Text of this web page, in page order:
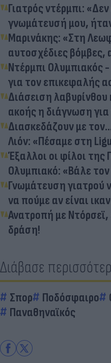
Γιατρός ντέρμπι:
γνωμάτευσή μου,
Μαρινάκης: «Στη
αυτοσχέδιες βόμβες,
Ντέρμπι Ολυμπιακός
για τον επικεφαλής
Διάσειση
ακοής η διάγνωση
Διασκεδάζουν με
Λιόν: «Πέσαμε στη
Έξαλλοι οι φίλοι της
Ολυμπιακό: «Βάλε
Γνωμάτευση γιατρού
να πούμε αν είναι
Ανατροπή με
δράση!
Διάβασε
Σπορ Ποδόσφαιρο
Παναθηναϊκός